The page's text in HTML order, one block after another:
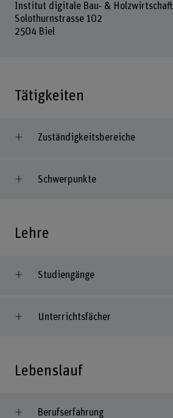
Institut digitale Bau- & Holzwirtschaft
Solothurnstrasse 102
2504 Biel
Tätigkeiten
Zuständigkeitsbereiche
Schwerpunkte
Lehre
Studiengänge
Unterrichtsfächer
Lebenslauf
Berufserfahrung